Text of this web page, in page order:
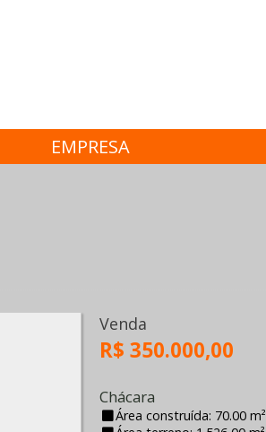
EMPRESA
Venda
R$ 350.000,00
Chácara
Área construída: 70.00 m²